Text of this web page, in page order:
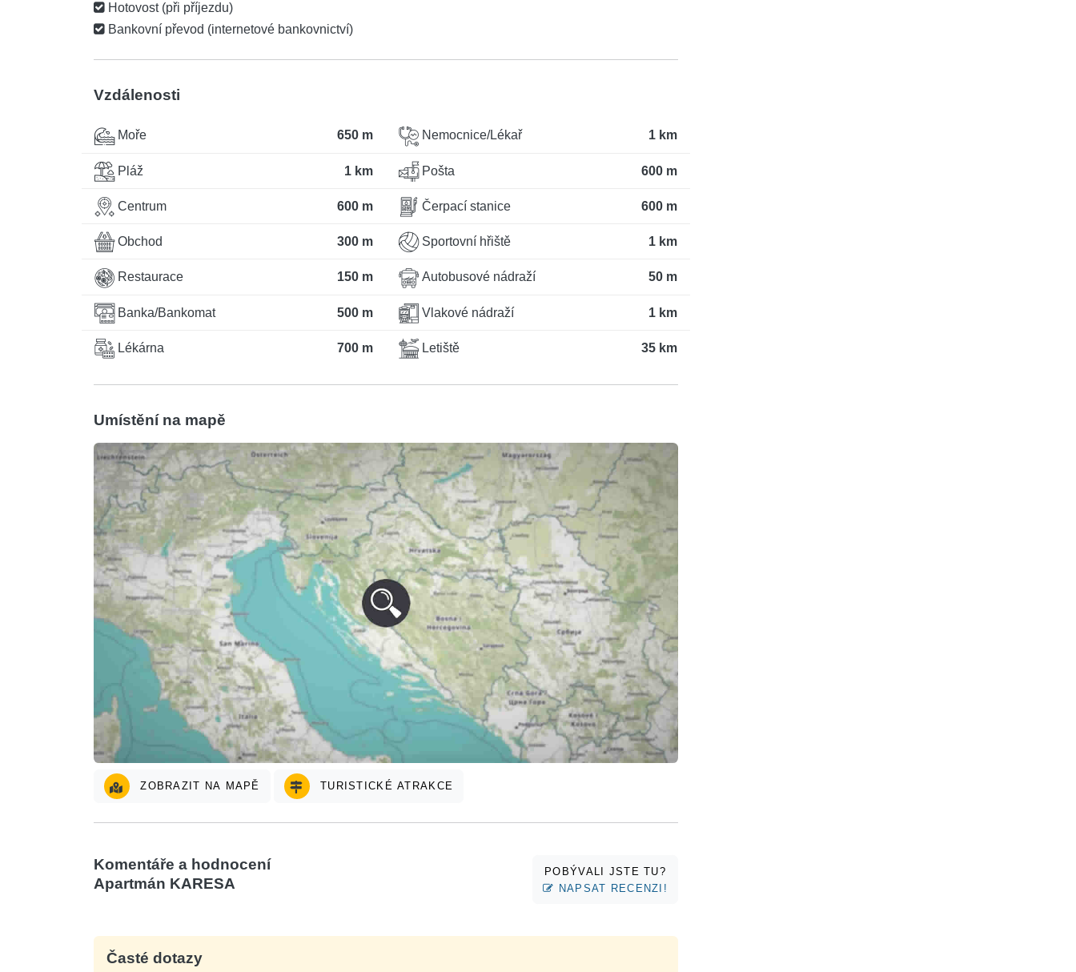
Hotovost (při příjezdu)
Bankovní převod (internetové bankovnictví)
Vzdálenosti
Moře 650 m
Pláž 1 km
Centrum 600 m
Obchod 300 m
Restaurace 150 m
Banka/Bankomat 500 m
Lékárna 700 m
Nemocnice/Lékař 1 km
Pošta 600 m
Čerpací stanice 600 m
Sportovní hřiště 1 km
Autobusové nádraží 50 m
Vlakové nádraží 1 km
Letiště 35 km
Umístění na mapě
ZOBRAZIT NA MAPĚ TURISTICKÉ ATRAKCE
Komentáře a hodnocení
Apartmán KARESA
POBÝVALI JSTE TU?
NAPSAT RECENZI!
Časté dotazy